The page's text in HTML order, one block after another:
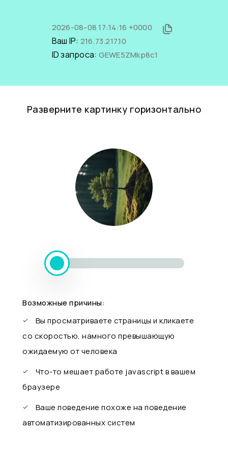
2026-08-08 17:14:16 +0000
Ваш IP: 216.73.217.10
ID запроса: GEWE5ZMkp8c1
Разверните картинку горизонтально
Возможные причины:
Вы просматриваете страницы и кликаете
со скоростью, намного превышающую
ожидаемую от человека
Что-то мешает работе javascript в вашем
браузере
Ваше поведение похоже на поведение
автоматизированных систем